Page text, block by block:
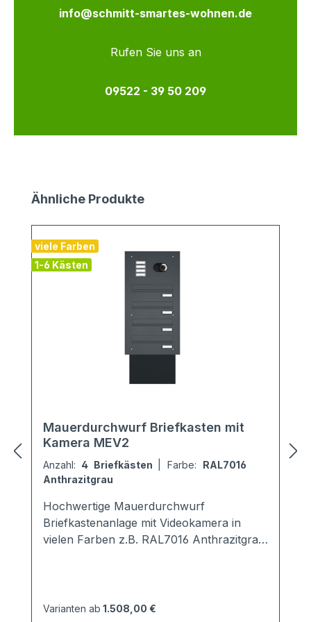
info@schmitt-smartes-wohnen.de
Rufen Sie uns an
09522 - 39 50 209
Produktgalerie überspringen
Ähnliche Produkte
viele Farben
1-6 Kästen
Mauerdurchwurf Briefkasten mit
Kamera MEV2
Anzahl: 4 Briefkästen Farbe: RAL7016
Anthrazitgrau
Hochwertige Mauerdurchwurf
Briefkastenanlage mit Videokamera in
vielen Farben z.B. RAL7016 Anthrazitgrau.
Briefkasten ist entsprechend der
Varianten ab 1.508,00 €